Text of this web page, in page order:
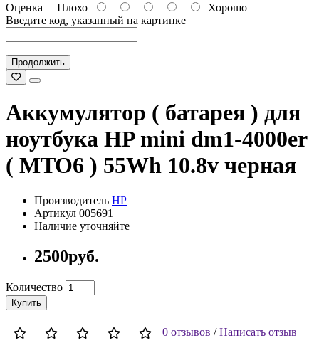
Оценка Плохо
Хорошо
Введите код, указанный на картинке
Продолжить
Аккумулятор ( батарея ) для
ноутбука HP mini dm1-4000er
( MTO6 ) 55Wh 10.8v черная
Производитель HP
Артикул 005691
Наличие уточняйте
2500руб.
Количество
Купить
0 отзывов /Написать отзыв